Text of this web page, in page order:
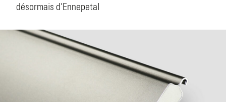
désormais d'Ennepetal